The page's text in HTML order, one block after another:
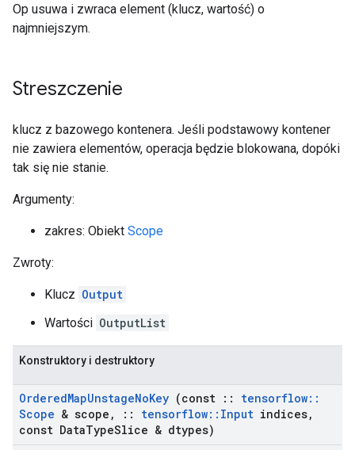
Op usuwa i zwraca element (klucz, wartość) o
najmniejszym.
Streszczenie
klucz z bazowego kontenera. Jeśli podstawowy kontener
nie zawiera elementów, operacja będzie blokowana, dopóki
tak się nie stanie.
Argumenty:
zakres: Obiekt Scope
Zwroty:
Klucz Output
Wartości OutputList
Konstruktory i destruktory
OrderedMapUnstageNoKey (const :: tensorflow::
Scope & scope , :: tensorflow:: Input indices,
const DataTypeSlice & dtypes)